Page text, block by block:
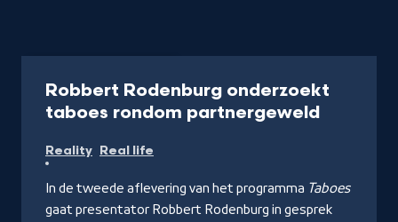
Robbert Rodenburg onderzoekt
taboes rondom partnergeweld-
Reality Real life
In de tweede aflevering van het programma Taboes
gaat presentator Robbert Rodenburg in gesprek